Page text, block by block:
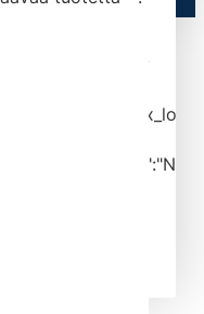
page="1"
start="1" data-